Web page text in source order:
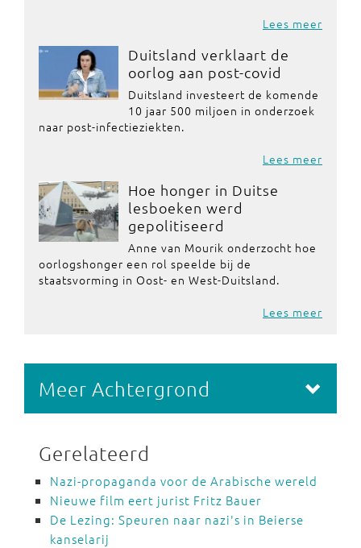
Lees meer
Duitsland verklaart de
oorlog aan post-covid
Duitsland investeert de komende
10 jaar 500 miljoen in onderzoek
naar post-infectieziekten.
Lees meer
Hoe honger in Duitse
lesboeken werd
gepolitiseerd
Anne van Mourik onderzocht hoe
oorlogshonger een rol speelde bij de
staatsvorming in Oost- en West-Duitsland.
Lees meer
Meer Achtergrond
Gerelateerd
Nazi-propaganda voor de Arabische wereld
Nieuwe film eert jurist Fritz Bauer
De Lezing: Speuren naar nazi's in Beierse
kanselarij